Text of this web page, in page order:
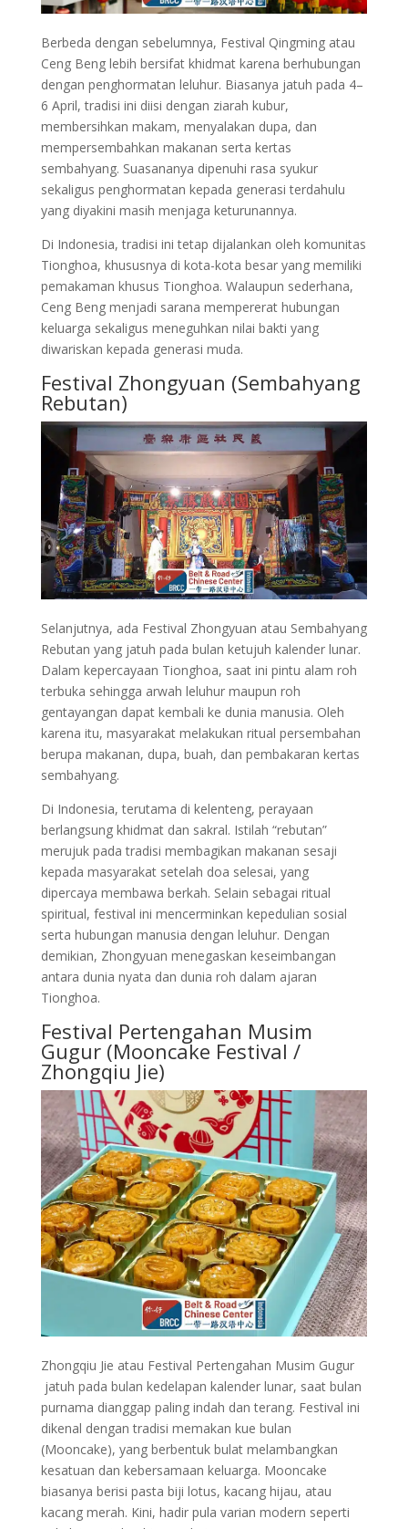
Berbeda dengan sebelumnya, Festival Qingming atau
Ceng Beng lebih bersifat khidmat karena berhubungan
dengan penghormatan leluhur. Biasanya jatuh pada 4–
6 April, tradisi ini diisi dengan ziarah kubur,
membersihkan makam, menyalakan dupa, dan
mempersembahkan makanan serta kertas
sembahyang. Suasananya dipenuhi rasa syukur
sekaligus penghormatan kepada generasi terdahulu
yang diyakini masih menjaga keturunannya.
Di Indonesia, tradisi ini tetap dijalankan oleh komunitas
Tionghoa, khususnya di kota-kota besar yang memiliki
pemakaman khusus Tionghoa. Walaupun sederhana,
Ceng Beng menjadi sarana mempererat hubungan
keluarga sekaligus meneguhkan nilai bakti yang
diwariskan kepada generasi muda.
Festival Zhongyuan (Sembahyang
Rebutan)
Selanjutnya, ada Festival Zhongyuan atau Sembahyang
Rebutan yang jatuh pada bulan ketujuh kalender lunar.
Dalam kepercayaan Tionghoa, saat ini pintu alam roh
terbuka sehingga arwah leluhur maupun roh
gentayangan dapat kembali ke dunia manusia. Oleh
karena itu, masyarakat melakukan ritual persembahan
berupa makanan, dupa, buah, dan pembakaran kertas
sembahyang.
Di Indonesia, terutama di kelenteng, perayaan
berlangsung khidmat dan sakral. Istilah “rebutan”
merujuk pada tradisi membagikan makanan sesaji
kepada masyarakat setelah doa selesai, yang
dipercaya membawa berkah. Selain sebagai ritual
spiritual, festival ini mencerminkan kepedulian sosial
serta hubungan manusia dengan leluhur. Dengan
demikian, Zhongyuan menegaskan keseimbangan
antara dunia nyata dan dunia roh dalam ajaran
Tionghoa.
Festival Pertengahan Musim
Gugur (Mooncake Festival /
Zhongqiu Jie)
Zhongqiu Jie atau Festival Pertengahan Musim Gugur
jatuh pada bulan kedelapan kalender lunar, saat bulan
purnama dianggap paling indah dan terang. Festival ini
dikenal dengan tradisi memakan kue bulan
(Mooncake), yang berbentuk bulat melambangkan
kesatuan dan kebersamaan keluarga. Mooncake
biasanya berisi pasta biji lotus, kacang hijau, atau
kacang merah. Kini, hadir pula varian modern seperti